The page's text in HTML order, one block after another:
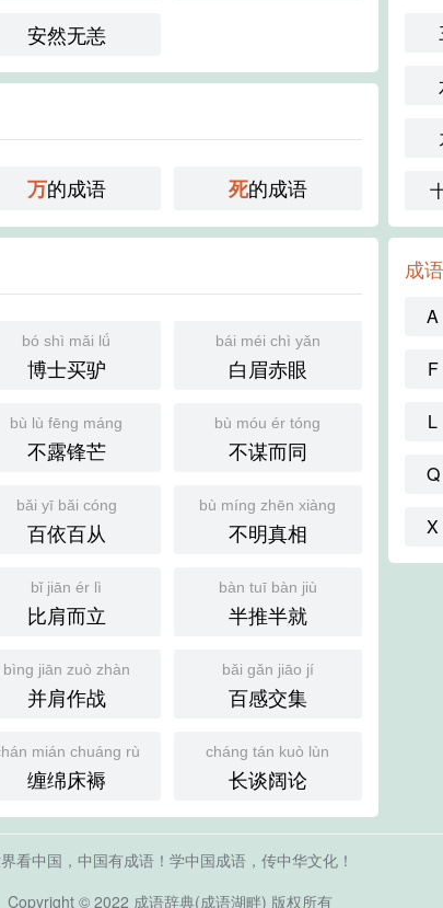
安然无恙
万的成语 死的成语
bó shì mǎi lǘ
博士买驴
bái méi chì yǎn
白眉赤眼
bù lù fēng máng
不露锋芒
bù móu ér tóng
不谋而同
bǎi yī bǎi cóng
百依百从
bù míng zhēn xiàng
不明真相
bǐ jiān ér lì
比肩而立
bàn tuī bàn jiù
半推半就
bìng jiān zuò zhàn
并肩作战
bǎi gǎn jiāo jí
百感交集
mián chuáng rù
缠绵床褥
cháng tán kuò lùn
长谈阔论
成
A
F
L
Q
X
看中国，中国有成语！学中国成语，传中华文化！
Copyright © 2022 成语辞典(成语湖畔) 版权所有